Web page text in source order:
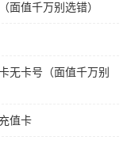
面值千万别选错）
无卡号（面值千万别
值卡